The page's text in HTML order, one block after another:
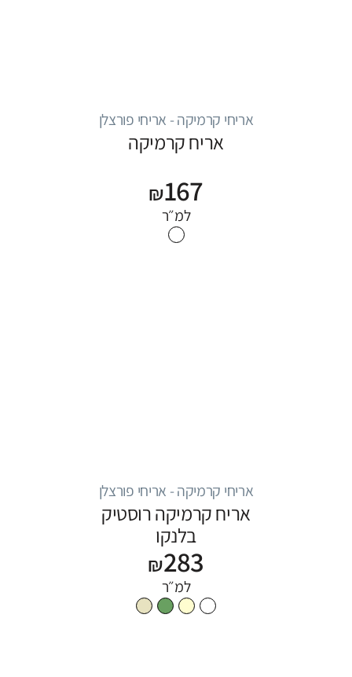
אריחי קרמיקה - אריחי פורצלן
אריח קרמיקה
₪167
למ״ר
אריחי קרמיקה - אריחי פורצלן
אריח קרמיקה רוסטיק
בלנקו
₪283
למ״ר